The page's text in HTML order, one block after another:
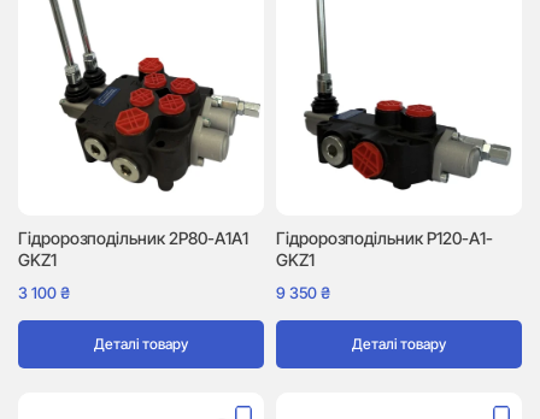
Гідророзподільник 2P80-A1A1
GKZ1
3 100₴
Деталі товару
Гідророзподільник P120-A1-
GKZ1
9 350₴
Деталі товару